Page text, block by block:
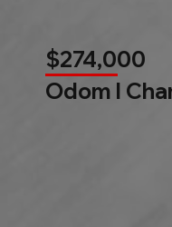
$274,000
Odom l